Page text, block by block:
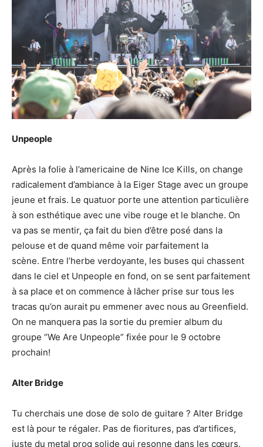
Unpeople
Après la folie à l’americaine de Nine Ice Kills, on change
radicalement d’ambiance à la Eiger Stage avec un groupe
jeune et frais. Le quatuor porte une attention particulière
à son esthétique avec une vibe rouge et le blanche. On
va pas se mentir, ça fait du bien d’être posé dans la
pelouse et de quand même voir parfaitement la
scène. Entre l’herbe verdoyante, les buses qui chassent
dans le ciel et Unpeople en fond, on se sent parfaitement
à sa place et on commence à lâcher prise sur tous les
tracas qu’on aurait pu emmener avec nous au Greenfield.
On ne manquera pas la sortie du premier album du
groupe “We Are Unpeople” fixée pour le 9 octobre
prochain!
Alter Bridge
Tu cherchais une dose de solo de guitare ? Alter Bridge
est là pour te régaler. Pas de fioritures, pas d’artifices,
juste du metal prog solide qui resonne dans les cœurs.